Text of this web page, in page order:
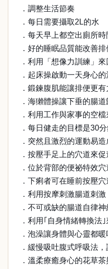
．調整生活節奏
．每日需要攝取2L的水
．每天早上都空出廁所時
．好的睡眠品質能改善
．利用「想像力訓練」
．起床操啟動一天身心的
．鍛鍊腹肌能讓排便更有
．海獺體操讓下垂的腸道
．利用工作與家事的空
．每日健走的目標是30
．突然且激烈的運動易
．按壓手足上的穴道來
．位於背部的便祕特效穴
．下痢者可在睡前按壓
．利用按摩刺激腸道刺激
．不可或缺的腸道自律
．利用｢自身情緒轉換法
．泡澡讓身體與心靈都
．緩慢吸吐腹式呼吸法
．溫柔療癒身心的花草